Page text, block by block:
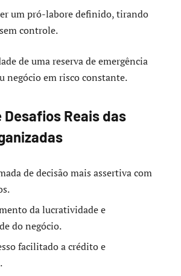
um pró-labore definido, tirando
controle.
de uma reserva de emergência
negócio em risco constante.
Reais das
de decisão mais assertiva com
da lucratividade e
do negócio.
facilitado a crédito e